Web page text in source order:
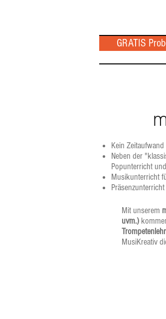
GRATIS
Kein
Neben der
Popunterricht
Musikunterricht
Mit unserem
uvm.)
MusiKreativ